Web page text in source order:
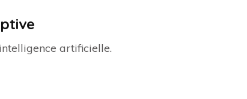
artificielle.